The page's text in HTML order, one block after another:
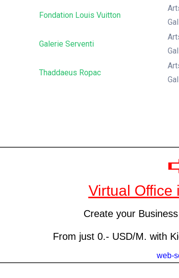
Fondation Louis Vuitton
Galerie Serventi
Thaddaeus Ropac